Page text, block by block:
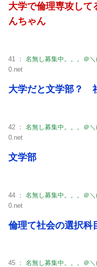
大学で倫理専攻して
んちゃん
41 ： 名無し募集中。。。＠＼
0.net
大学だと文学部？
42 ： 名無し募集中。。。＠＼
0.net
文学部
44 ： 名無し募集中。。。＠＼
0.net
倫理て社会の選択科
45 ： 名無し募集中。。。＠＼